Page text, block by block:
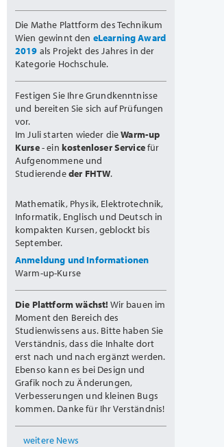
Die Mathe Plattform des Technikum
Wien gewinnt den eLearning Award
2019 als Projekt des Jahres in der
Kategorie Hochschule.
Festigen Sie Ihre Grundkenntnisse
und bereiten Sie sich auf Prüfungen
vor.
Im Juli starten wieder dieWarm-up
Kurse- ein kostenloser Servicefür
Aufgenommene und
Studierendeder FHTW.
Mathematik, Physik, Elektrotechnik,
Informatik, Englisch und Deutsch in
kompakten Kursen, geblockt bis
September.
Anmeldung und Informationen
Warm-up-Kurse
Die Plattform wächst! Wir bauen im
Moment den Bereich des
Studienwissens aus. Bitte haben Sie
Verständnis, dass die Inhalte dort
erst nach und nach ergänzt werden.
Ebenso kann es bei Design und
Grafik noch zu Änderungen,
Verbesserungen und kleinen Bugs
kommen. Danke für Ihr Verständnis!
weitere News